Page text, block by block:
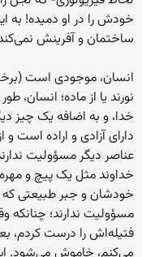
خودش را در او دمیده! به
ساختمان و آفرینش
انسان، موجودی است
نورند یا از ماده؛
خدا، و به اضافه یک چیز
دارای آزادی و اراده است
عناصر دیگر مسؤولیت
خداوند مثل یک پیچ و
خودشان و جبر طبیعتی که
مسؤولیت ندارند؛ چنانکه
فتیله‌اش را درست کردم،